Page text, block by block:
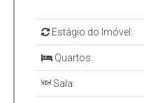
Estágio do Imóvel:
Quartos:
Sala: